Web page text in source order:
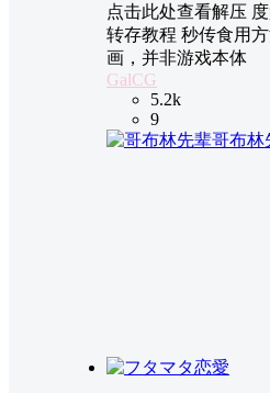
点击此处查看解压
转存教程 秒传食用
画，并非游戏本体
GalCG
5.2k
9
哥布林